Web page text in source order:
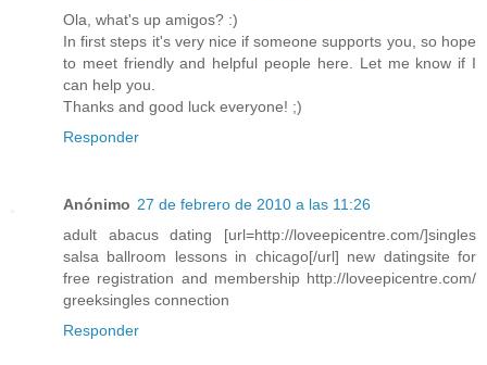
Ola, what's up amigos? :)
In first steps it's very nice if someone supports you, so hope
to meet friendly and helpful people here. Let me know if I
can help you.
Thanks and good luck everyone! ;)
Responder
Anónimo 27 de febrero de 2010 a las 11:26
adult abacus dating [url=http://loveepicentre.com/]singles
salsa ballroom lessons in chicago[/url] new datingsite for
free registration and membership http://loveepicentre.com/
greeksingles connection
Responder